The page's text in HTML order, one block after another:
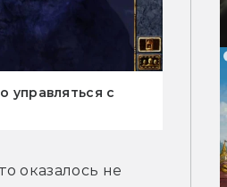
управляться с
оказалось не